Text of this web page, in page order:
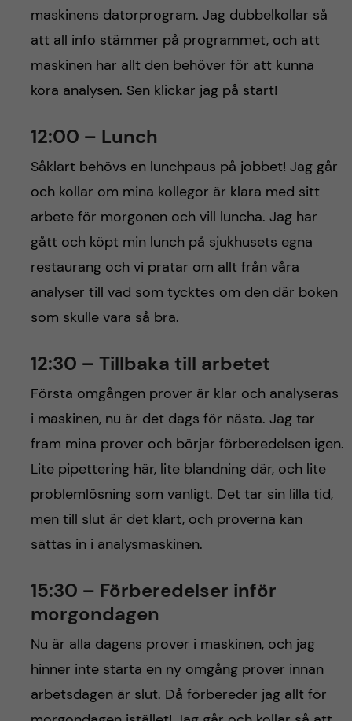
maskinens datorprogram. Jag dubbelkollar så
att all info stämmer på programmet, och att
maskinen har allt den behöver för att kunna
köra analysen. Sen klickar jag på start!
12:00 – Lunch
Såklart behövs en lunchpaus på jobbet! Jag går
och kollar om mina kollegor är klara med sitt
arbete för morgonen och vill luncha. Jag har
gått och köpt min lunch på sjukhusets egna
restaurang och vi pratar om allt från våra
analyser till vad som tycktes om den där boken
som skulle vara så bra.
12:30 – Tillbaka till arbetet
Första omgången prover är klar och analyseras
i maskinen, nu är det dags för nästa. Jag tar
fram mina prover och börjar förberedelsen igen.
Lite pipettering här, lite blandning där, och lite
problemlösning som vanligt. Det tar sin lilla tid,
men till slut är det klart, och proverna kan
sättas in i analysmaskinen.
15:30 – Förberedelser inför
morgondagen
Nu är alla dagens prover i maskinen, och jag
hinner inte starta en ny omgång prover innan
arbetsdagen är slut. Då förbereder jag allt för